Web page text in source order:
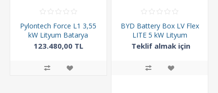
Pylontech Force L1 3,55
kW Lityum Batarya
123.480,00 TL
BYD Battery Box LV Flex
LITE 5 kW Lityum
Batarya
Teklif almak için